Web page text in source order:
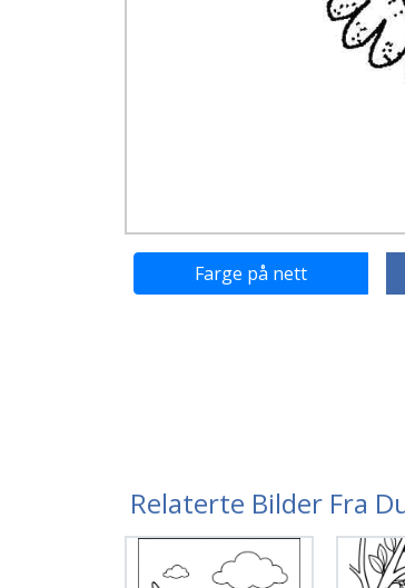
Farge på nett
Relaterte Bilder Fra